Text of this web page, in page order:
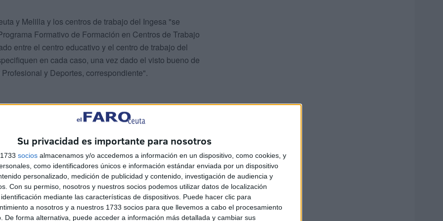
Su privacidad es importante para nosotros
socios almacenamos y/o accedemos a información en un dispositivo, como cookies, y
como identificadores únicos e información estándar enviada por un dispositivo
personalizado, medición de publicidad y contenido, investigación de audiencia y
Con su permiso, nosotros y nuestros socios podemos utilizar datos de localización
mediante las características de dispositivos. Puede hacer clic para
a nosotros y a nuestros 1733 socios para que llevemos a cabo el procesamiento
De forma alternativa, puede acceder a información más detallada y cambiar sus
y Melilla y los centros de trabajo del Ingesa "se
Formativo de Formación en Centros de Trabajo
entre el centro educativo y el centro de trabajo del
en cada caso, una vez dado el visto bueno de
y Deportes, correspondiente".
en el centro de trabajo del Ingesa debe:
en el centro de trabajo del Ingesa.